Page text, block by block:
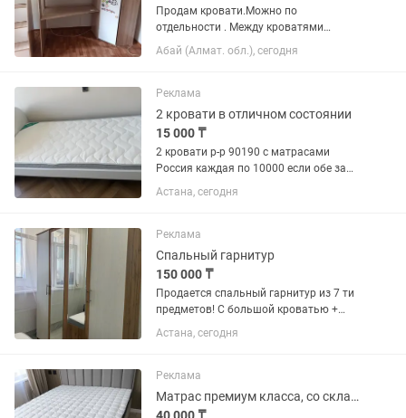
Продам кровати.Можно по
отдельности . Между кроватями
лестница. Сверху спальное место с
низу письменный стол , и гардеробный
Абай (Алмат. обл.), сегодня
Реклама
2 кровати в отличном состоянии
15 000 ₸
2 кровати р-р 90190 с матрасами
Россия каждая по 10000 если обе за
15000. в отличном состоянии, торг.
Продаем в связи с переездом
Астана, сегодня
Реклама
Спальный гарнитур
150 000 ₸
Продается спальный гарнитур из 7 ти
предметов! С большой кроватью +
шкаф с зеркалами + 2 тумбы
+ортопедический матрас + туалетный
двумя отделами, 5 полноценных полок
и...
Астана, сегодня
Реклама
Матрас премиум класса, со склада